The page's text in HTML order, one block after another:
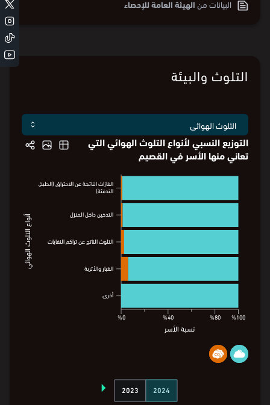
البيانات منالهيئة العامة للإحصاء
التلوث والبيئة
التوزيع النسبي لأنواع التلوث الهوائي التي
تعاني منها الأسر في القصيم
الغازات الناتجة عن الاحتراق (الطبخ،
التدفئة)
التدخين داخل المنزل
التلوث الناتج عن تراكم النفايات
الغبار والأتربة
أخرى
أنواع التلوث الهوائي
%0 %40
نسبة الأسر
2023 2024
⏵
%0 %40 %80 %100
نسبة الأسر
الغازات الناتجة عن الاحتراق (الطبخ،
التدفئة)
التدخين داخل المنزل
التلوث الناتج عن تراكم النفايات
الغبار والأتربة
أخرى
أنواع التلوث الهوائي